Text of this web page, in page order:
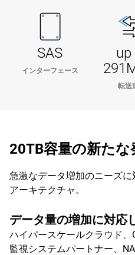
SAS
インターフェース
転送
20TB容量の新たな
急激なデータ増加のニーズ
アーキテクチャ。
データ量の増加に対応
ハイパースケールクラウド
監視システムパートナー、